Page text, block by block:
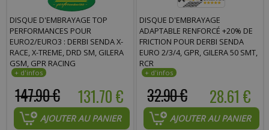
DISQUE D'EMBRAYAGE TOP
PERFORMANCES POUR
EURO2/EURO3 : DERBI SENDA X-
RACE, X-TREME, DRD SM, GILERA
GSM, GPR RACING
131.70 €
147.90 €
AJOUTER AU PANIER
DISQUE D'EMBRAYAGE
ADAPTABLE RENFORCÉ +20% DE
FRICTION POUR DERBI SENDA
EURO 2/3/4, GPR, GILERA 50 SMT,
RCR
28.61 €
32.90 €
AJOUTER AU PANIER
Commentaire :